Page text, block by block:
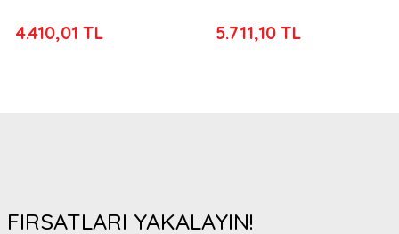
4.410,01 TL 5.711,10 TL
FIRSATLARI YAKALAYIN!